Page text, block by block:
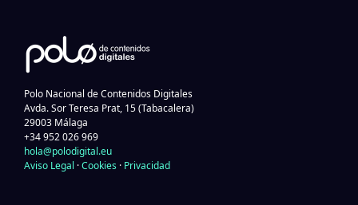
Polo Nacional de Contenidos Digitales
Avda. Sor Teresa Prat, 15 (Tabacalera)
29003 Málaga
+34 952 026 969
hola@polodigital.eu
Aviso Legal ·Cookies · Privacidad